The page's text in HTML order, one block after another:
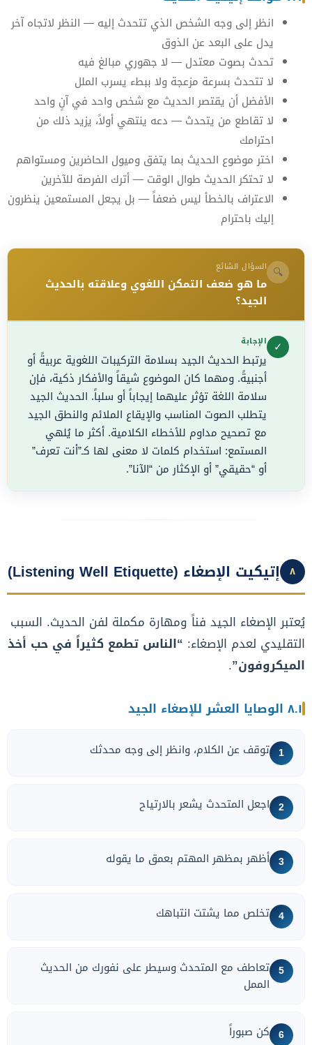
انظر إلى وجه الشخص الذي تتحدث إليه — النظر لاتجاه آخر
يدل على البعد عن الذوق
تحدث بصوت معتدل — لا جهوري مبالغ فيه
لا تتحدث بسرعة مزعجة ولا ببطء يسرب الملل
الأفضل أن يقتصر الحديث مع شخص واحد في آنٍ واحد
لا تقاطع من يتحدث — دعه ينتهي أولاً، يزيد ذلك من
احترامك
اختر موضوع الحديث بما يتفق وميول الحاضرين ومستواهم
لا تحتكر الحديث طوال الوقت — أترك الفرصة للآخرين
الاعتراف بالخطأ ليس ضعفاً — بل يجعل المستمعين ينظرون
إليك باحترام
🔍 السؤال الشائع
ما هو ضعف التمكن اللغوي وعلاقته بالحديث
الجيد؟
✓ الإجابة
يرتبط الحديث الجيد بسلامة التركيبات اللغوية عربيةً أو
أجنبيةً. ومهما كان الموضوع شيقاً والأفكار ذكية، فإن
سلامة اللغة تؤثر عليهما إيجاباً أو سلباً. الحديث الجيد
يتطلب الصوت المناسب والإيقاع الملائم والنطق الجيد
مع تصحيح مداوم للأخطاء الكلامية. أكثر ما يُلهي
المستمع: استخدام كلمات لا معنى لها كـ”أنت تعرف”
أو “حقيقي” أو الإكثار من “الآنا”.
٨ إتيكيت الإصغاء (Listening Well Etiquette)
يُعتبر الإصغاء الجيد فناً ومهارة مكملة لفن الحديث. السبب
التقليدي لعدم الإصغاء: “الناس تطمع كثيراً في حب أخذ
الميكروفون”.
٨.١ الوصايا العشر للإصغاء الجيد
1 توقف عن الكلام، وانظر إلى وجه محدثك
2 اجعل المتحدث يشعر بالارتياح
3 أظهر بمظهر المهتم بعمق ما يقوله
4 تخلص مما يشتت انتباهك
5 تعاطف مع المتحدث وسيطر على نفورك من الحديث
الممل
6 كن صبوراً